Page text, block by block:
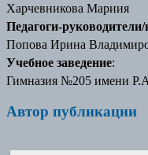
Харчевникова Мариия
Педагоги-
Попова Ирина
Учебное заведение:
Гимназия №205 имени
Автор публикации